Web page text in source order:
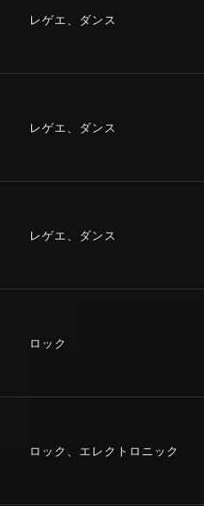
レゲエ、ダンス
レゲエ、ダンス
レゲエ、ダンス
ロック
ロック、エレクトロニック